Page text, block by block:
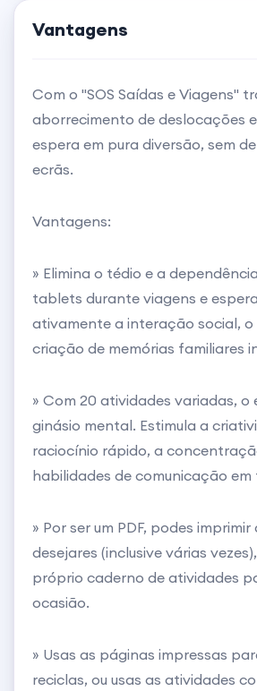
Vantagens
Com o "SOS Saídas e Viagens"
aborrecimento de deslocações
espera em pura diversão, sem
ecrãs.
Vantagens:
» Elimina o tédio e a
tablets durante viagens e
ativamente a interação social, o
criação de memórias familiares
» Com 20 atividades variadas, o
ginásio mental. Estimula a
raciocínio rápido, a
habilidades de comunicação em
» Por ser um PDF, podes
desejares (inclusive várias
próprio caderno de atividades
ocasião.
» Usas as páginas impressas
reciclas, ou usas as atividades